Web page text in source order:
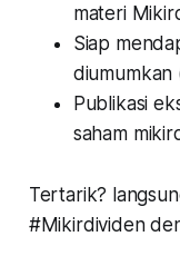
materi
Siap
diumumkan
Publikasi
saham
Tertarik?
#Mikirdividen